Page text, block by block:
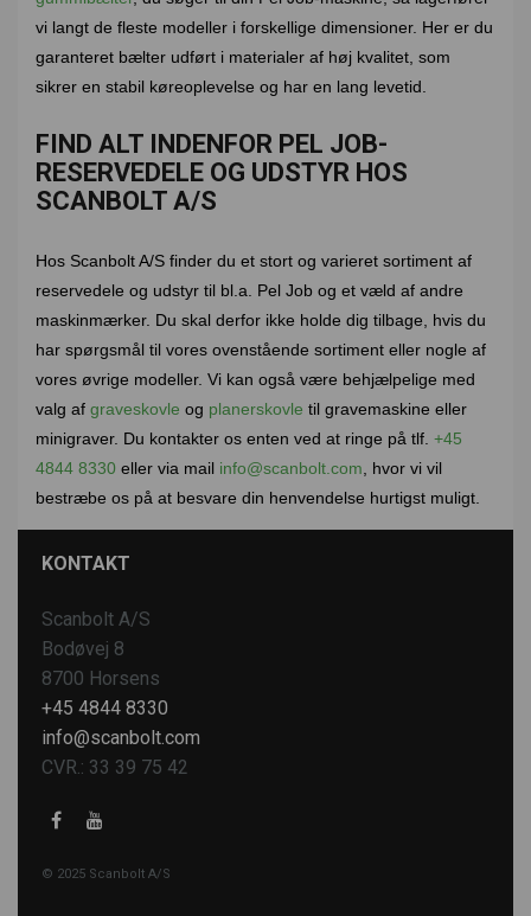
vi langt de fleste modeller i forskellige dimensioner. Her er du
garanteret bælter udført i materialer af høj kvalitet, som
sikrer en stabil køreoplevelse og har en lang levetid.
FIND ALT INDENFOR PEL JOB-
RESERVEDELE OG UDSTYR HOS
SCANBOLT A/S
Hos Scanbolt A/S finder du et stort og varieret sortiment af
reservedele og udstyr til bl.a. Pel Job og et væld af andre
maskinmærker. Du skal derfor ikke holde dig tilbage, hvis du
har spørgsmål til vores ovenstående sortiment eller nogle af
vores øvrige modeller. Vi kan også være behjælpelige med
valg af graveskovle og planerskovle til gravemaskine eller
minigraver. Du kontakter os enten ved at ringe på tlf. +45
4844 8330 eller via mail info@scanbolt.com , hvor vi vil
bestræbe os på at besvare din henvendelse hurtigst muligt.
KONTAKT
Scanbolt A/S
Bodøvej 8
8700 Horsens
+45 4844 8330
info@scanbolt.com
CVR.: 33 39 75 42
© 2025 Scanbolt A/S